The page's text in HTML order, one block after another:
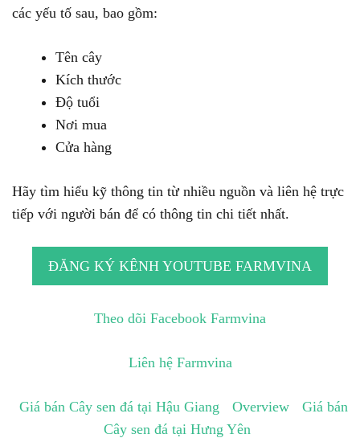
các yếu tố sau, bao gồm:
Tên cây
Kích thước
Độ tuổi
Nơi mua
Cửa hàng
Hãy tìm hiểu kỹ thông tin từ nhiều nguồn và liên hệ trực
tiếp với người bán để có thông tin chi tiết nhất.
ĐĂNG KÝ KÊNH YOUTUBE FARMVINA
Theo dõi Facebook Farmvina
Liên hệ Farmvina
Giá bán Cây sen đá tại Hậu Giang Overview
Giá bán
Cây sen đá tại Hưng Yên